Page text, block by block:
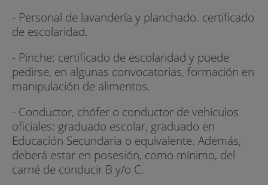
- Personal de lavandería y planchado. certificado
de escolaridad.
- Pinche: certificado de escolaridad y puede
pedirse, en algunas convocatorias, formación en
manipulación de alimentos.
- Conductor, chófer o conductor de vehículos
oficiales: graduado escolar, graduado en
Educación Secundaria o equivalente. Además,
deberá estar en posesión, como mínimo, del
carné de conducir B y/o C.